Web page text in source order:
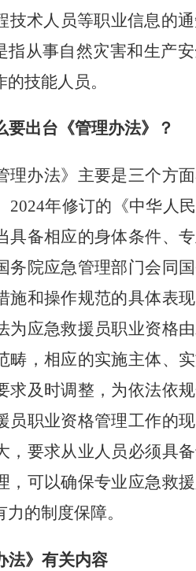
技术人员等职业信息的
指从事自然灾害和生产
技能人员。
要出台《管理办法》？
理办法》主要是三个方
2024年修订的《中华人
具备相应的身体条件、
务院应急管理部门会同
施和操作规范的具体表
为应急救援员职业资格
畴，相应的实施主体、
求及时调整，为依法依
员职业资格管理工作的
，要求从业人员必须具
，可以确保专业应急救
的制度保障。
法》有关内容